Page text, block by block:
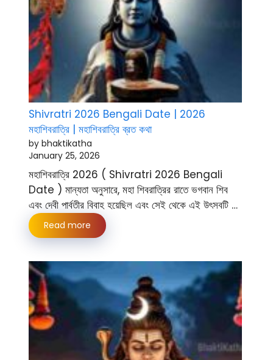
Shivratri 2026 Bengali Date | 2026
মহাশিবরাত্রি | মহাশিবরাত্রি ব্রত কথা
by bhaktikatha
January 25, 2026
মহাশিবরাত্রি 2026 ( Shivratri 2026 Bengali
Date ) মান্যতা অনুসারে, মহা শিবরাত্রির রাতে ভগবান শিব
এবং দেবী পার্বতীর বিবাহ হয়েছিল এবং সেই থেকে এই উৎসবটি …
Read more